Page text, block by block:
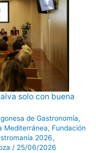
solo con buena
de Gastronomía,
Mediterránea, Fundación
2026,
/ 25/06/2026